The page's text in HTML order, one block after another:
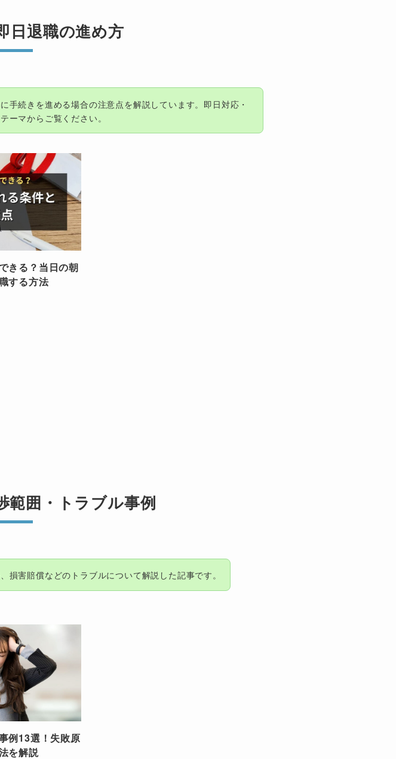
日退職の進め方
手続きを進める場合の注意点を解説しています。即日対応・
ーマからご覧ください。
きる？当日の朝
する方法
範囲・トラブル事例
害賠償などのトラブルについて解説した記事です。
例13選！失敗原
を解説